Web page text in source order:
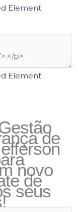
Element
Element
de
novo
de
seus